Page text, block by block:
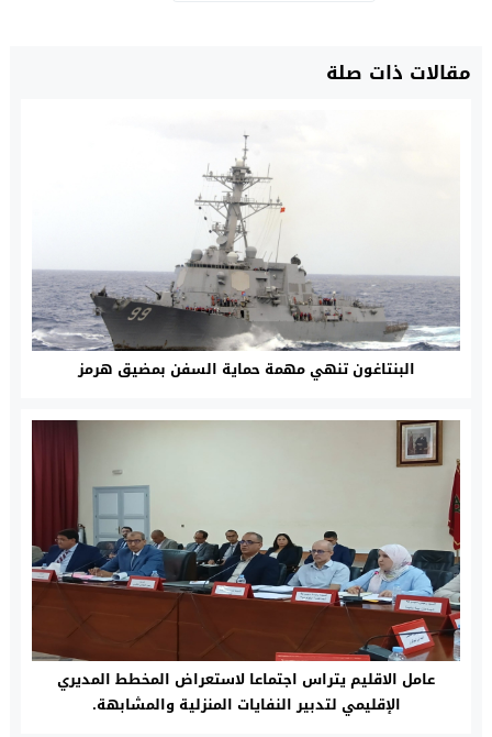
مقالات ذات صلة
البنتاغون تنهي مهمة حماية السفن بمضيق هرمز
عامل الاقليم يتراس اجتماعا لاستعراض المخطط المديري
الإقليمي لتدبير النفايات المنزلية والمشابهة.